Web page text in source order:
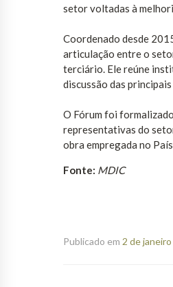
setor voltadas à
Coordenado desde
articulação entre o
terciário. Ele reúne
discussão das
O Fórum foi
representativas do
obra empregada no
Fonte: MDIC
Publicado em 2 de